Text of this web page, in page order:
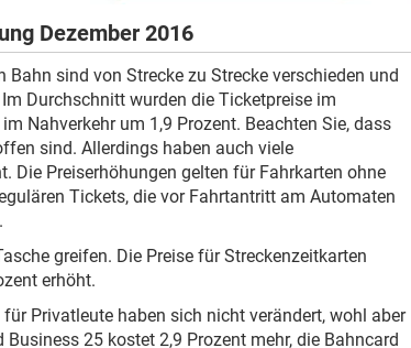
Dezember 2016
Bahn sind von Strecke zu Strecke verschieden und
Durchschnitt wurden die Ticketpreise im
Nahverkehr um 1,9 Prozent. Beachten Sie, dass
sind. Allerdings haben auch viele
Die Preiserhöhungen gelten für Fahrkarten ohne
Tickets, die vor Fahrtantritt am Automaten
greifen. Die Preise für Streckenzeitkarten
erhöht.
für Privatleute haben sich nicht verändert, wohl aber
25 kostet 2,9 Prozent mehr, die Bahncard